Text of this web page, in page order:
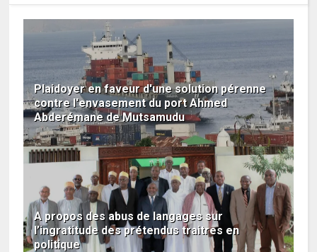
Plaidoyer en faveur d'une solution pérenne
contre l'envasement du port Ahmed
Abderémane de Mutsamudu
A propos des abus de langages sur
l’ingratitude des prétendus traitres en
politique